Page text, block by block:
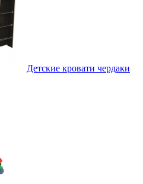
Детские кровати чердаки